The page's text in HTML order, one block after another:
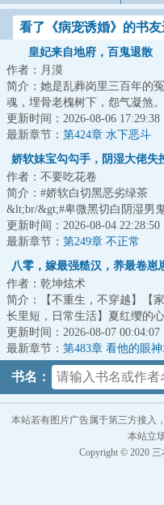
看了《病宠诱婚》的书
皇妃来自地府，百鬼退散
作者：月漠
简介：她是乱葬岗里三百年的冤
魂，埋骨老槐树下，怨气凝煞。
&lt;br/&gt;他贵为皇子，却是从
山血海里杀...
更新时间：2026-08-06 17:29:38
最新章节： 第424章 水下恶斗
娇软妹宝勾勾手，阴湿大佬失
了
作者：不要吃花卷
简介：#娇软白切黑恶劣绿茶
&lt;br/&gt;#卑微黑切白阴湿男
&lt;br/&gt;#甜宠苏爽爱女
&lt;br/&gt;颜岁被接...
更新时间：2026-08-04 22:28:50
最新章节： 第249章 不正常
八零，嫁最强糙汉，养最卷崽
作者：乾坤炫术
简介：【不重生，不穿越】【家
长里短，日常生活】夏红缨的心
思很单纯：好好过日子。但人心
难测。老公是军...
更新时间：2026-08-07 00:04:07
最新章节： 第483章 看他的眼
书名：
本站若有图片广告属于第三方接入
本站立
Copyright © 2020